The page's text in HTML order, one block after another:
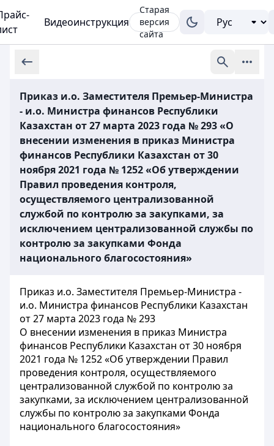
Видеоинструкция
Старая
версия
сайта
Приказ и.о. Заместителя Премьер-Министра
- и.о. Министра финансов Республики
Казахстан от 27 марта 2023 года № 293 «О
внесении изменения в приказ Министра
финансов Республики Казахстан от 30
ноября 2021 года № 1252 «Об утверждении
Правил проведения контроля,
осуществляемого централизованной
службой по контролю за закупками, за
исключением централизованной службы по
контролю за закупками Фонда
национального благосостояния»
Приказ и.о. Заместителя Премьер-Министра -
и.о. Министра финансов Республики Казахстан
от 27 марта 2023 года № 293
О внесении изменения в приказ Министра
финансов Республики Казахстан от 30 ноября
2021 года № 1252 «Об утверждении Правил
проведения контроля, осуществляемого
централизованной службой по контролю за
закупками, за исключением централизованной
службы по контролю за закупками Фонда
национального благосостояния»